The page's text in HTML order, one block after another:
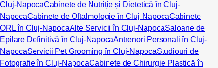
Cluj-NapocaCabinete de Nutriție și Dietetică în Cluj-
NapocaCabinete de Oftalmologie în Cluj-NapocaCabinete
ORL în Cluj-NapocaAlte Servicii în Cluj-NapocaSaloane de
Epilare Definitivă în Cluj-NapocaAntrenori Personali în Cluj-
NapocaServicii Pet Grooming în Cluj-NapocaStudiouri de
Fotografie în Cluj-NapocaCabinete de Chirurgie Plastică în